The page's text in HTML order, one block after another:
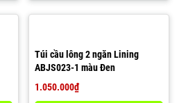
Túi cầu lông 2 ngăn Lining
ABJS023-1 màu Đen
1.050.000₫